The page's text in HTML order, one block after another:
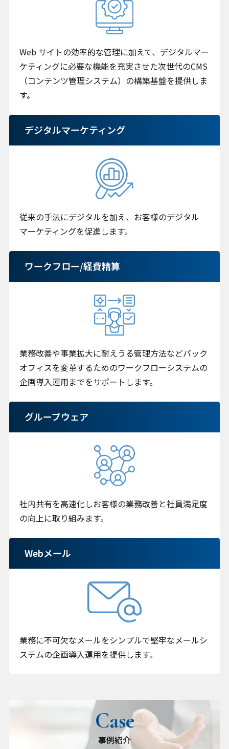
Web サイトの効率的な管理に加えて、デジタルマー
ケティングに必要な機能を充実させた次世代のCMS
（コンテンツ管理システム）の構築基盤を提供しま
す。
デジタルマーケティング
従来の手法にデジタルを加え、お客様のデジタル
マーケティングを促進します。
ワークフロー/経費精算
業務改善や事業拡大に耐えうる管理方法などバック
オフィスを変革するためのワークフローシステムの
企画導入運用までをサポートします。
グループウェア
社内共有を高速化しお客様の業務改善と社員満足度
の向上に取り組みます。
Webメール
業務に不可欠なメールをシンプルで堅牢なメールシ
ステムの企画導入運用を提供します。
事例紹介